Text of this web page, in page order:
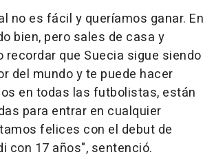
no es fácil y queríamos ganar. En
bien, pero sales de casa y
recordar que Suecia sigue siendo
del mundo y te puede hacer
en todas las futbolistas, están
para entrar en cualquier
felices con el debut de
con 17 años", sentenció.